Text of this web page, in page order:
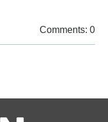
Comments: 0